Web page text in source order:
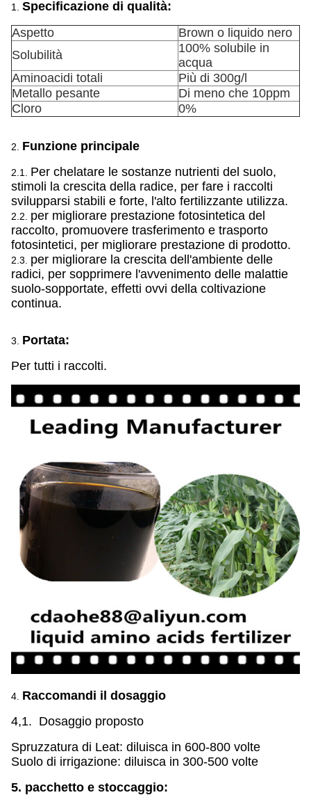
1. Specificazione di qualità:
Aspetto
Brown o liquido nero
Solubilità
100% solubile in
acqua
Aminoacidi totali
Più di 300g/l
Metallo pesante
Di meno che 10ppm
Cloro
0%
2. Funzione principale
2.1. Per chelatare le sostanze nutrienti del suolo,
stimoli la crescita della radice, per fare i raccolti
svilupparsi stabili e forte, l'alto fertilizzante utilizza.
2.2. per migliorare prestazione fotosintetica del
raccolto, promuovere trasferimento e trasporto
fotosintetici, per migliorare prestazione di prodotto.
2.3. per migliorare la crescita dell'ambiente delle
radici, per sopprimere l'avvenimento delle malattie
suolo-sopportate, effetti ovvi della coltivazione
continua.
3. Portata:
Per tutti i raccolti.
4. Raccomandi il dosaggio
4,1. Dosaggio proposto
Spruzzatura di Leat: diluisca in 600-800 volte
Suolo di irrigazione: diluisca in 300-500 volte
5. pacchetto e stoccaggio: